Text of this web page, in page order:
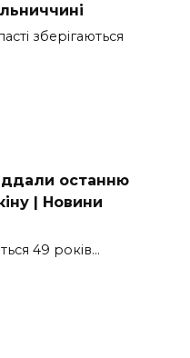
зберігаються
останню
| Новини
49 років…